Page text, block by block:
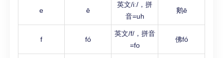
e ē
英文/iː/，拼
音=uh
鹅ē
f fó
英文/f/，拼音
=fo
佛fó